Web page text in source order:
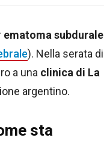
ematoma subdurale
). Nella serata di
a una clinica di La
argentino.
sta